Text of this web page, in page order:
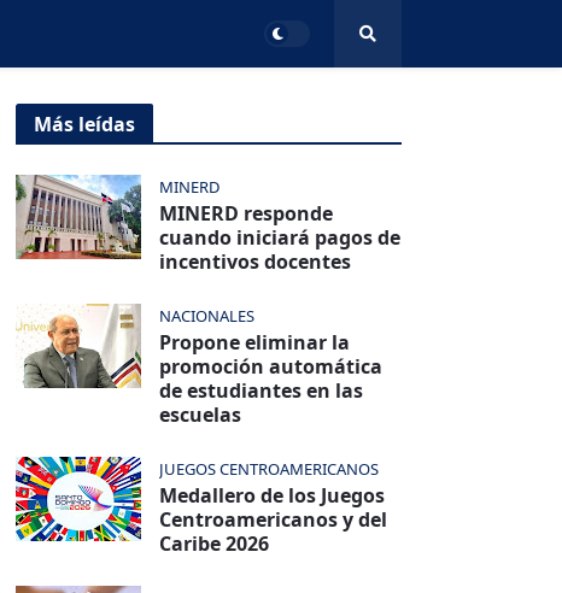
Más leídas
MINERD
MINERD responde
cuando iniciará pagos de
incentivos docentes
NACIONALES
Propone eliminar la
promoción automática
de estudiantes en las
escuelas
JUEGOS CENTROAMERICANOS
Medallero de los Juegos
Centroamericanos y del
Caribe 2026